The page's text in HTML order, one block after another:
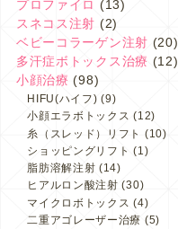
プロファイロ (13)
スネコス注射 (2)
ベビーコラーゲン注射 (20)
多汗症ボトックス治療 (12)
小顔治療 (98)
HIFU(ハイフ) (9)
小顔エラボトックス (12)
糸（スレッド）リフト (10)
ショッピングリフト (1)
脂肪溶解注射 (14)
ヒアルロン酸注射 (30)
マイクロボトックス (4)
二重アゴレーザー治療 (5)